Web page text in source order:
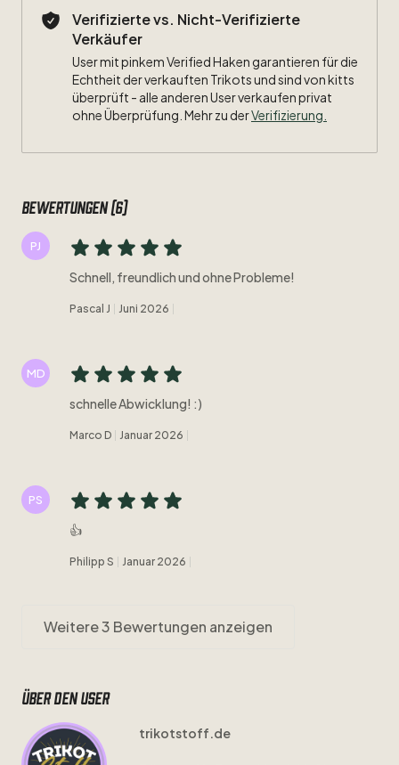
Verifizierte vs. Nicht-Verifizierte
Verkäufer
User mit pinkem Verified Haken garantieren für die
Echtheit der verkauften Trikots und sind von kitts
überprüft - alle anderen User verkaufen privat
ohne Überprüfung. Mehr zu derVerifizierung.
Bewertungen (6)
PJ
Schnell, freundlich und ohne Probleme!
Pascal J Juni 2026
MD
schnelle Abwicklung! :)
Marco D Januar 2026
PS
👍
Philipp S Januar 2026
Weitere 3 Bewertungen anzeigen
Über den user
trikotstoff.de